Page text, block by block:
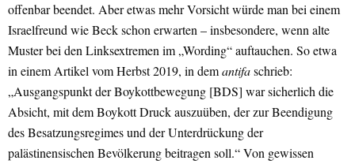
offenbar beendet. Aber etwas mehr Vorsicht würde man bei einem
Israelfreund wie Beck schon erwarten – insbesondere, wenn alte
Muster bei den Linksextremen im „Wording“ auftauchen. So etwa
in einem Artikel vom Herbst 2019, in demantifaschrieb:
„Ausgangspunkt der Boykottbewegung [BDS] war sicherlich die
Absicht, mit dem Boykott Druck auszuüben, der zur Beendigung
des Besatzungsregimes und der Unterdrückung der
palästinensischen Bevölkerung beitragen soll.“ Von gewissen